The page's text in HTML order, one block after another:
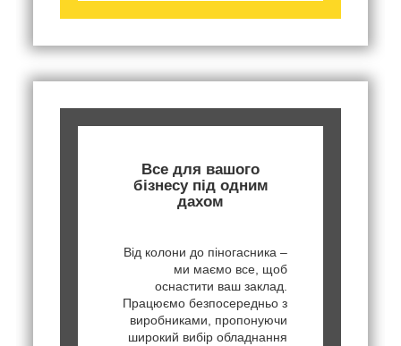
Все для вашого
бізнесу під одним
дахом
Від колони до піногасника –
ми маємо все, щоб
оснастити ваш заклад.
Працюємо безпосередньо з
виробниками, пропонуючи
широкий вибір обладнання